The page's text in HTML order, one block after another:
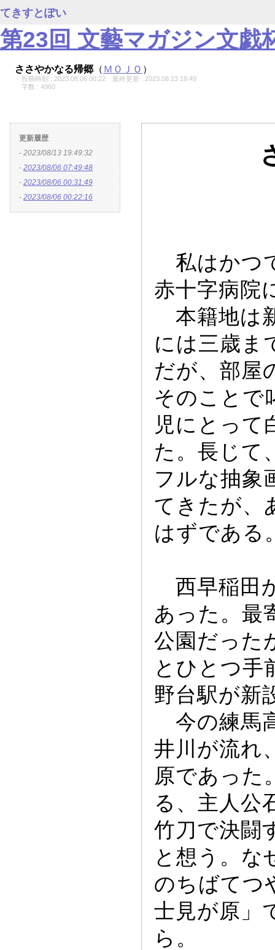
てきすとぽい
第23回 文藝マガジン文戯
ささやかなる帰郷 （ ＭＯＪＯ ）
投稿時刻 : 2023.08.06 00:22
最終更新 : 2023.08.13 19:49
字数 : 4960
更新履歴
- 2023/08/13 19:49:32
- 2023/08/06 07:49:48
- 2023/08/06 00:31:49
- 2023/08/06 00:22:16
私はかつ
赤十字病院
本籍地は
には三歳ま
だが、部屋
そのことで
児にと っ て
た。長じて
フルな抽象
てきたが、
はずである
西早稲田
あ っ た。最
公園だっ た
とひとつ手
野台駅が新
今の練馬
井川が流れ
原であ っ た
る、主人公
竹刀で決闘
と想う。な
のちばてつ
士見が原」
ら。